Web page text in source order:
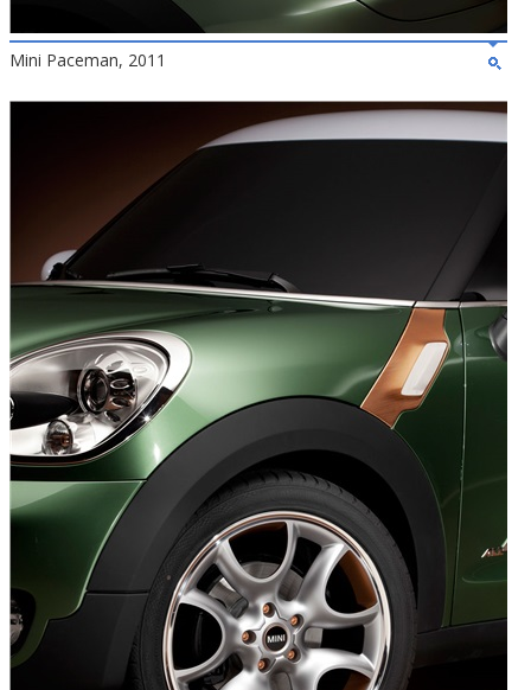
Mini Paceman, 2011